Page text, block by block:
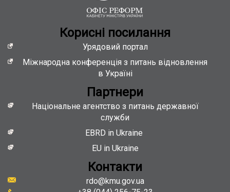
Кориснi посилання
Урядовий портал
Міжнародна конференція з питань відновлення
в Україні
Партнери
Національне агентство з питань державної
служби
EBRD in Ukraine
EU in Ukraine
Контакти
rdo@kmu.gov.ua